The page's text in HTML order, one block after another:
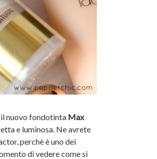
nuovo fondotinta Max
e luminosa. Ne avrete
perchè è uno dei
di vedere come si